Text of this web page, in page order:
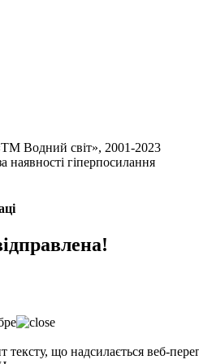
Водний світ», 2001-2023
наявності гіперпосилання
що надсилається веб-